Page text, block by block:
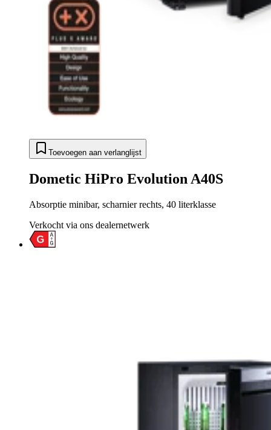
Toevoegen aan verlanglijst
Dometic HiPro Evolution A40S
Absorptie minibar, scharnier rechts, 40 literklasse
Verkocht via ons dealernetwerk